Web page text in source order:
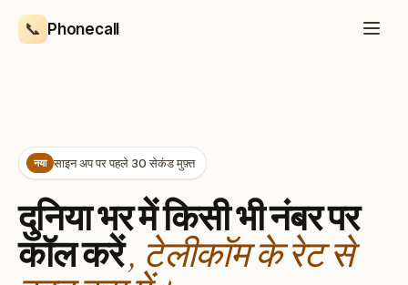
मुख्य कंटेंट पर जाएं
📞 Phonecall
नया साइन अप पर पहले 30 सेकंड मुफ़्त
दुनिया भर में किसी भी नंबर पर
कॉल करें, टेलीकॉम के रेट से